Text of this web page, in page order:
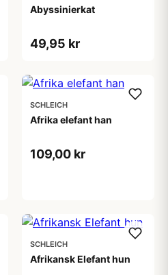
Abyssinierkat
49,95 kr
SCHLEICH
Afrika elefant han
109,00 kr
SCHLEICH
Afrikansk Elefant hun